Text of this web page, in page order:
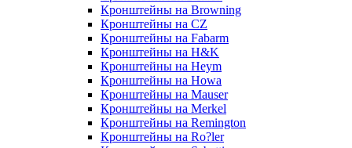
Кронштейны на Browning
Кронштейны на CZ
Кронштейны на Fabarm
Кронштейны на H&K
Кронштейны на Heym
Кронштейны на Howa
Кронштейны на Mauser
Кронштейны на Merkel
Кронштейны на Remington
Кронштейны на Ro?ler